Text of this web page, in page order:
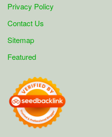
Privacy Policy
Contact Us
Sitemap
Featured